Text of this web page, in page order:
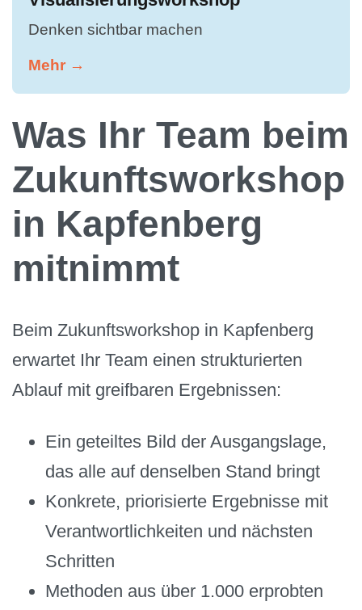
Denken sichtbar machen
Mehr →
Was Ihr Team beim
Zukunftsworkshop
in Kapfenberg
mitnimmt
Beim Zukunftsworkshop in Kapfenberg
erwartet Ihr Team einen strukturierten
Ablauf mit greifbaren Ergebnissen:
Ein geteiltes Bild der Ausgangslage,
das alle auf denselben Stand bringt
Konkrete, priorisierte Ergebnisse mit
Verantwortlichkeiten und nächsten
Schritten
Methoden aus über 1.000 erprobten